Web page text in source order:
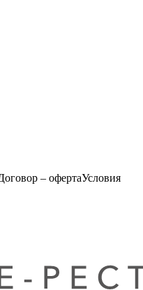
– офертаУсловия